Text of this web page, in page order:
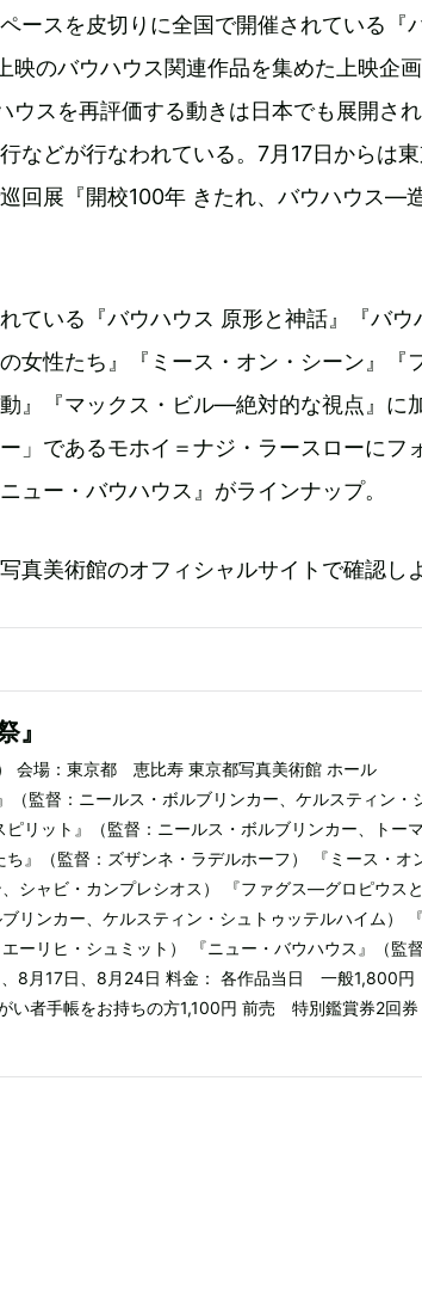
ースを皮切りに全国で開催されている『
映のバウハウス関連作品を集めた上映企
ウスを再評価する動きは日本でも展開さ
などが行なわれている。7月17日からは東
回展『開校100年 きたれ、バウハウス―
ている『バウハウス 原形と神話』『バウ
女性たち』『ミース・オン・シーン』『
』『マックス・ビル―絶対的な視点』に加
」であるモホイ＝ナジ・ラースローにフ
ュー・バウハウス』がラインナップ。
真美術館のオフィシャルサイトで確認し
』
会場：東京都 恵比寿 東京都写真美術館 ホール
（監督：ニールス・ボルブリンカー、ケルスティン・
リット』（監督：ニールス・ボルブリンカー、トー
』（監督：ズザンネ・ラデルホーフ） 『ミース・オ
シャビ・カンプレシオス） 『ファグス―グロピウス
リンカー、ケルスティン・シュトゥッテルハイム）
ーリヒ・シュミット） 『ニュー・バウハウス』（監
、8月17日、8月24日 料金： 各作品当日 一般1,800
者手帳をお持ちの方1,100円 前売 特別鑑賞券2回券